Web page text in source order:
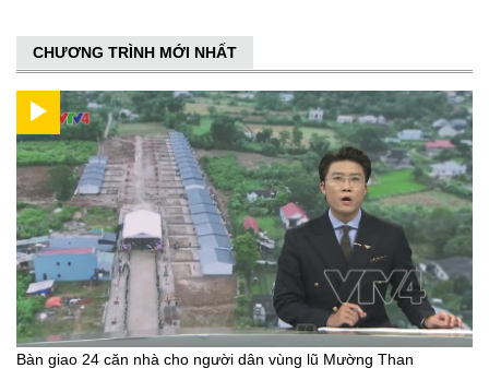
CHƯƠNG TRÌNH MỚI NHẤT
Bàn giao 24 căn nhà cho người dân vùng lũ Mường Than